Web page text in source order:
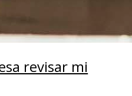
revisar mi